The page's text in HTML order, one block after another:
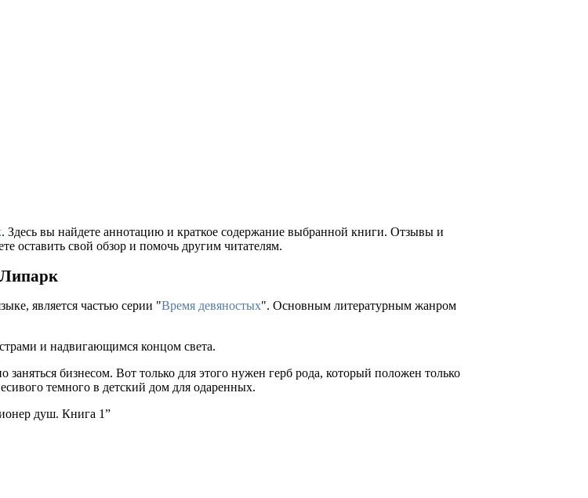
. Здесь вы найдете аннотацию и краткое содержание выбранной книги. Отзывы и
оставить свой обзор и помочь другим читателям.
является частью серии "Время девяностых". Основным литературным жанром
и надвигающимся концом света.
бизнесом. Вот только для этого нужен герб рода, который положен только
темного в детский дом для одаренных.
душ. Книга 1”